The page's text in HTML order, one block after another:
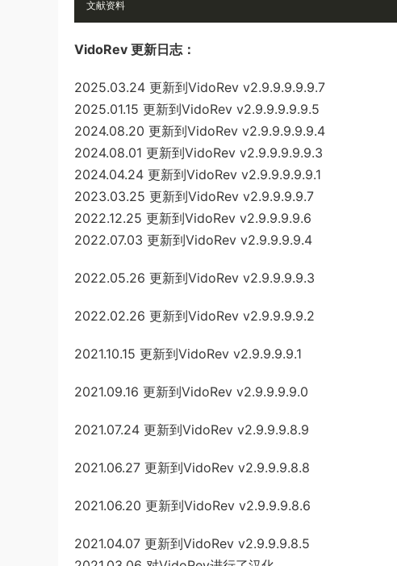
文献资料
VidoRev 更新日志：
2025.03.24 更新到VidoRev v2.9.9.9.9.9.7
2025.01.15 更新到VidoRev v2.9.9.9.9.9.5
2024.08.20 更新到VidoRev v2.9.9.9.9.9.4
2024.08.01 更新到VidoRev v2.9.9.9.9.9.3
2024.04.24 更新到VidoRev v2.9.9.9.9.9.1
2023.03.25 更新到VidoRev v2.9.9.9.9.7
2022.12.25 更新到VidoRev v2.9.9.9.9.6
2022.07.03 更新到VidoRev v2.9.9.9.9.4
2022.05.26 更新到VidoRev v2.9.9.9.9.3
2022.02.26 更新到VidoRev v2.9.9.9.9.2
2021.10.15 更新到VidoRev v2.9.9.9.9.1
2021.09.16 更新到VidoRev v2.9.9.9.9.0
2021.07.24 更新到VidoRev v2.9.9.9.8.9
2021.06.27 更新到VidoRev v2.9.9.9.8.8
2021.06.20 更新到VidoRev v2.9.9.9.8.6
2021.04.07 更新到VidoRev v2.9.9.9.8.5